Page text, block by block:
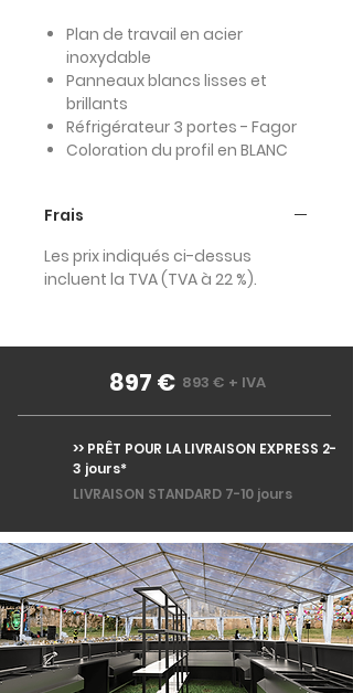
Plan de travail en acier
inoxydable
Panneaux blancs lisses et
brillants
Réfrigérateur 3 portes - Fagor
Coloration du profil en BLANC
Frais
Les prix indiqués ci-dessus
incluent la TVA (TVA à 22 %).
897 € 893 € + IVA
>> PRÊT POUR LA LIVRAISON EXPRESS 2-
3 jours*
LIVRAISON STANDARD 7-10 jours